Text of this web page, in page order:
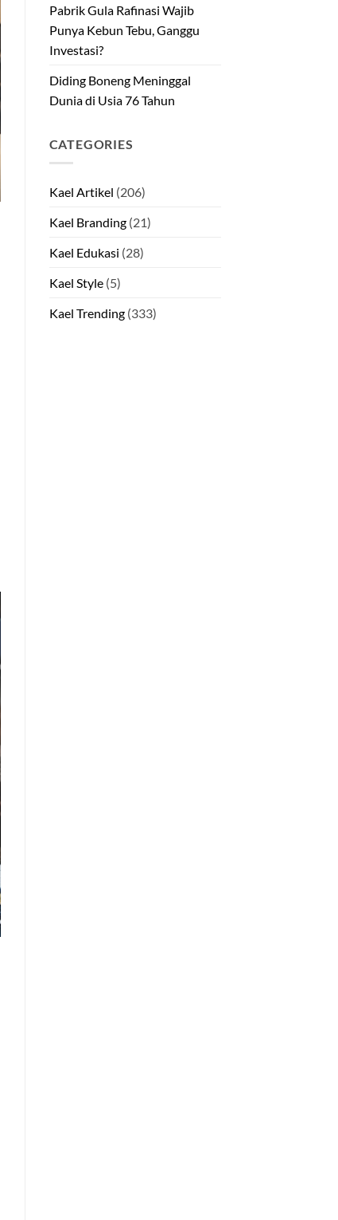
Pabrik Gula Rafinasi Wajib
Punya Kebun Tebu, Ganggu
Investasi?
Diding Boneng Meninggal
Dunia di Usia 76 Tahun
CATEGORIES
Kael Artikel (206)
Kael Branding(21)
Kael Edukasi (28)
Kael Style(5)
Kael Trending(333)